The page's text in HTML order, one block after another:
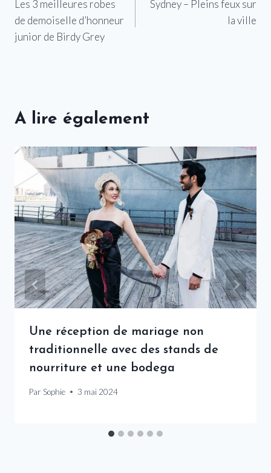
de
l’article
Les 3 meilleures robes
de demoiselle d’honneur
junior de Birdy Grey
Sydney – Pleins feux sur
la ville
A lire également
Une réception de mariage non
traditionnelle avec des stands de
nourriture et une bodega
Par Sophie 3 mai 2024